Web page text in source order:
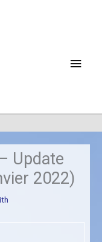
Main
Update
2022)